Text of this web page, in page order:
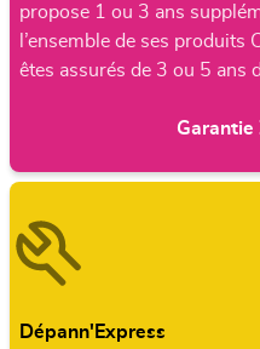
propose 1 ou 3 ans
l’ensemble de ses
êtes assurés de 3 ou 5 ans
Garantie
Dépann'Express